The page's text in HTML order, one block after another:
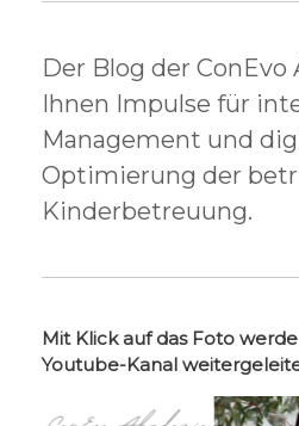
Der Blog der
Ihnen Impulse für
Management und
Optimierung der
Kinderbetreuung.
Mit Klick auf das Foto
Youtube-Kanal